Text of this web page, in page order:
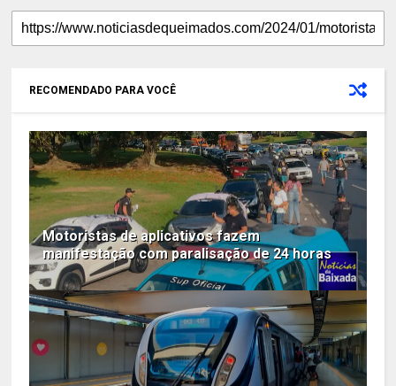
RECOMENDADO PARA VOCÊ
Motoristas de aplicativos fazem
manifestação com paralisação de 24 horas